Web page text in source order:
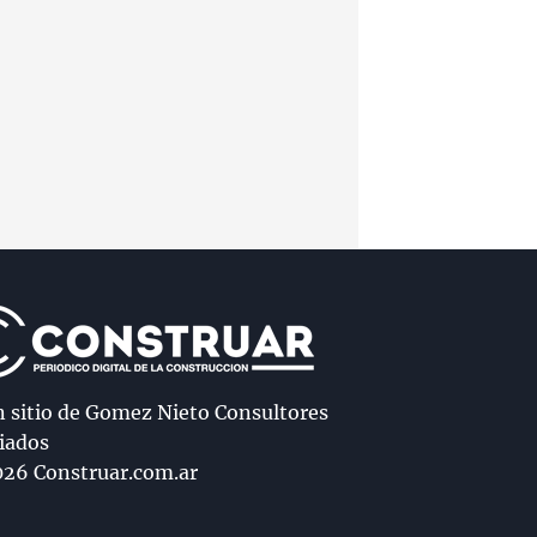
sitio de Gomez Nieto Consultores
Construar.com.ar